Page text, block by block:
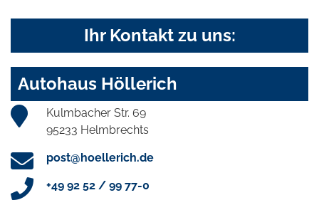
Ihr Kontakt zu uns:
Autohaus Höllerich
Kulmbacher Str. 69
95233 Helmbrechts
post@hoellerich.de
+49 92 52 / 99 77-0